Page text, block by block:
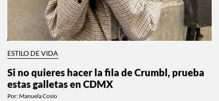
ESTILO DE VIDA
Si no quieres hacer la fila de Crumbl, prueba
estas galletas en CDMX
Por: Manuela Cosío